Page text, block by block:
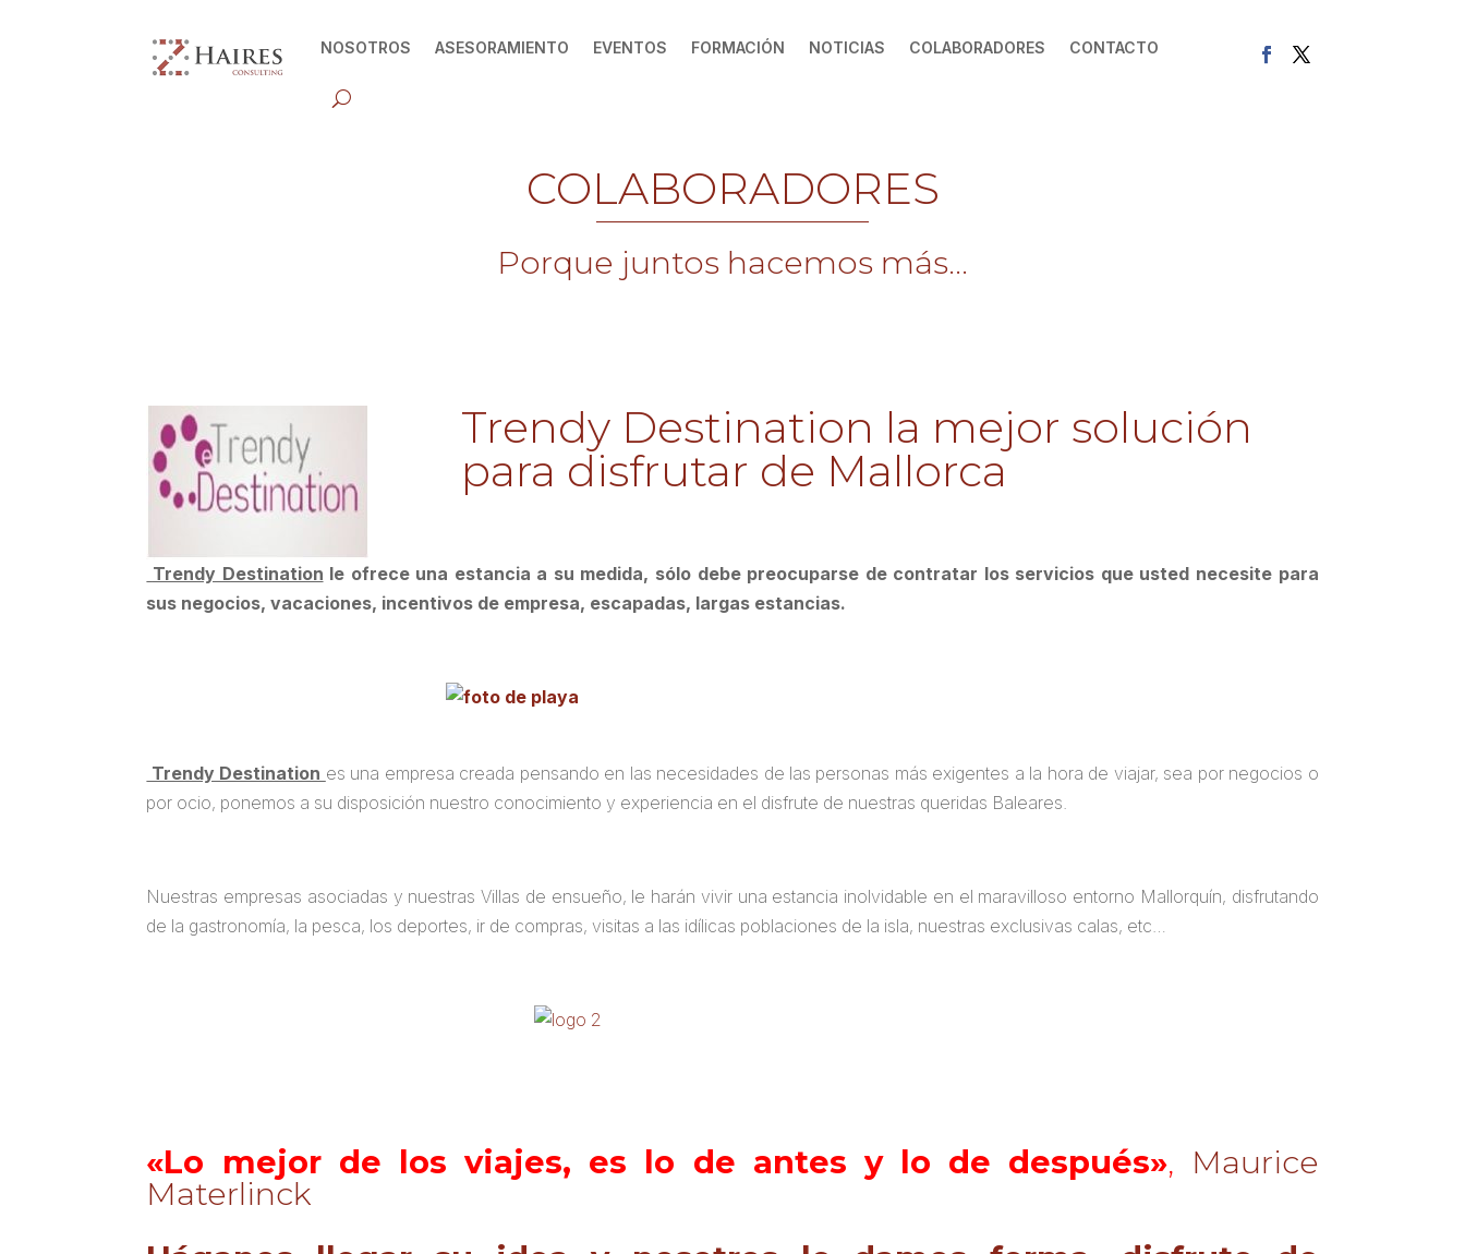
NOSOTROS ASESORAMIENTO EVENTOS FORMACIÓN NOTICIAS COLABORADORES CONTACTO
COLABORADORES
Porque juntos hacemos más...
Trendy Destination la mejor solución
para disfrutar de Mallorca
Trendy Destination le ofrece una estancia a su medida, sólo debe preocuparse de contratar los servicios que usted necesite para
sus negocios, vacaciones, incentivos de empresa, escapadas, largas estancias.
Trendy Destination es una empresa creada pensando en las necesidades de las personas más exigentes a la hora de viajar, sea por negocios o
por ocio, ponemos a su disposición nuestro conocimiento y experiencia en el disfrute de nuestras queridas Baleares.
Nuestras empresas asociadas y nuestras Villas de ensueño, le harán vivir una estancia inolvidable en el maravilloso entorno Mallorquín, disfrutando
de la gastronomía, la pesca, los deportes, ir de compras, visitas a las idílicas poblaciones de la isla, nuestras exclusivas calas, etc…
«Lo mejor de los viajes, es lo de antes y lo de después», Maurice
Materlinck